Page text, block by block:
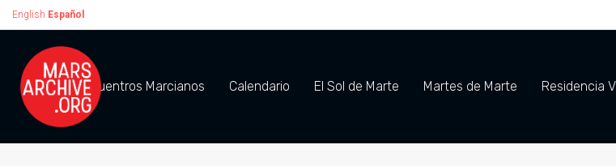
English Español
Encuentros Marcianos Calendario El Sol de Marte Martes de Marte Residencia